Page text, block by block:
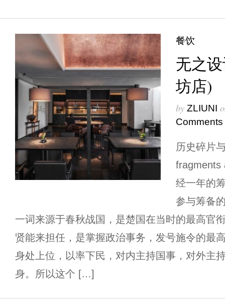
餐饮
无之
坊店)
by ZLIUNI
Comments
历史碎片
经一年的
参与筹备
一词来源于春秋战国，是楚国在当时的最高官
贤能来担任，是掌握政治事务，发号施令的最
身处上位，以率下民，对内主持国事，对外主
身。所以这个 […]